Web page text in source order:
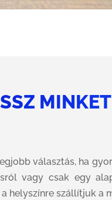
választás, ha
vagy csak egy
helyszínre szállítjuk a